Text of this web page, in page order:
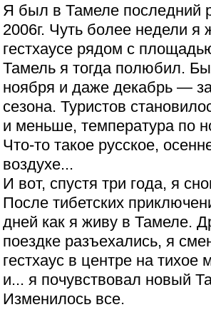
Я был в Тамеле последний
2006г. Чуть более недели я
гестхаусе рядом с
Тамель я тогда полюбил.
ноября и даже декабрь —
сезона. Туристов
и меньше, температура по
Что-то такое русское,
воздухе...
И вот, спустя три года, я
После тибетских
дней как я живу в Тамеле.
поездке разъехались, я
гестхаус в центре на тихое
и... я почувствовал новый
Изменилось все.